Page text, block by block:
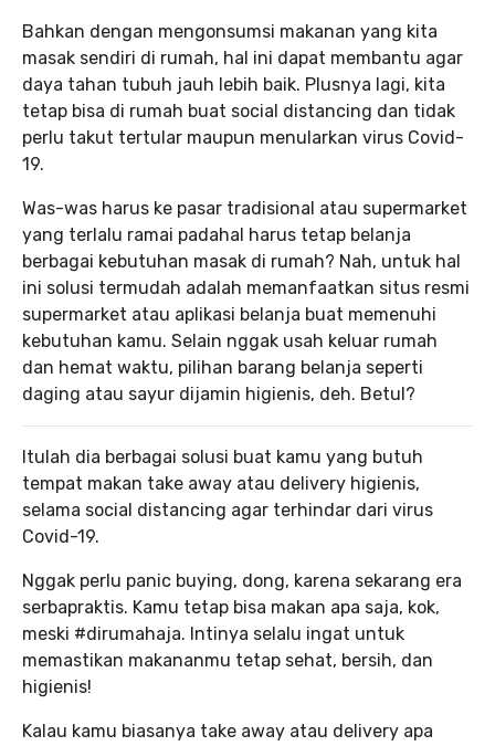
Bahkan dengan mengonsumsi makanan yang kita
masak sendiri di rumah, hal ini dapat membantu agar
daya tahan tubuh jauh lebih baik. Plusnya lagi, kita
tetap bisa di rumah buat social distancing dan tidak
perlu takut tertular maupun menularkan virus Covid-
19.
Was-was harus ke pasar tradisional atau supermarket
yang terlalu ramai padahal harus tetap belanja
berbagai kebutuhan masak di rumah? Nah, untuk hal
ini solusi termudah adalah memanfaatkan situs resmi
supermarket atau aplikasi belanja buat memenuhi
kebutuhan kamu. Selain nggak usah keluar rumah
dan hemat waktu, pilihan barang belanja seperti
daging atau sayur dijamin higienis, deh. Betul?
Itulah dia berbagai solusi buat kamu yang butuh
tempat makan take away atau delivery higienis,
selama social distancing agar terhindar dari virus
Covid-19.
Nggak perlu panic buying, dong, karena sekarang era
serbapraktis. Kamu tetap bisa makan apa saja, kok,
meski #dirumahaja. Intinya selalu ingat untuk
memastikan makananmu tetap sehat, bersih, dan
higienis!
Kalau kamu biasanya take away atau delivery apa